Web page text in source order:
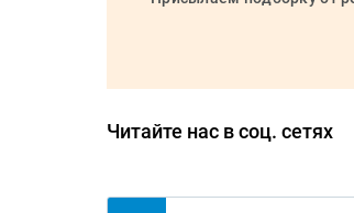
Читайте нас в соц. сетях